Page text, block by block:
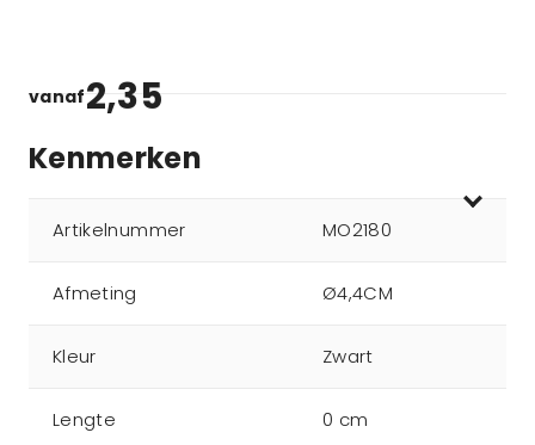
vanaf2,35
Kenmerken
Artikelnummer MO2180
Afmeting Ø4,4CM
Kleur Zwart
Lengte 0 cm